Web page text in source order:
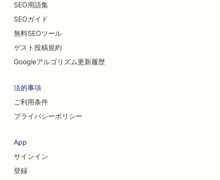
SEO用語集
SEOガイド
無料SEOツール
ゲスト投稿規約
Googleアルゴリズム更新履歴
法的事項
ご利用条件
プライバシーポリシー
App
サインイン
登録